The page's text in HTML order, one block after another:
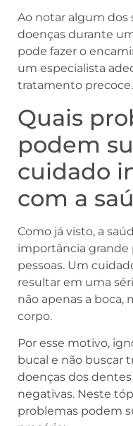
Ao notar algum dos
doenças durante
pode fazer o
um especialista
tratamento precoce.
Quais
podem
cuidado
com a
Como já visto, a
importância grande
pessoas. Um
resultar em uma
não apenas a
corpo.
Por esse motivo,
bucal e não buscar
doenças dos
negativas. Neste
problemas podem